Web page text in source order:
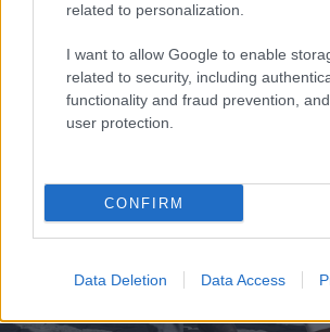
related to personalization.
I want to allow Google to enable
related to security, including
functionality and fraud prevention,
user protection.
CONFIRM
Data Deletion Data Access